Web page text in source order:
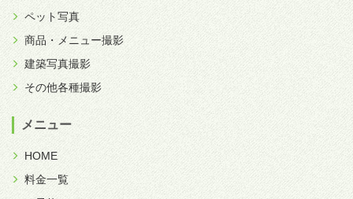
ペット写真
商品・メニュー撮影
建築写真撮影
その他各種撮影
メニュー
HOME
料金一覧